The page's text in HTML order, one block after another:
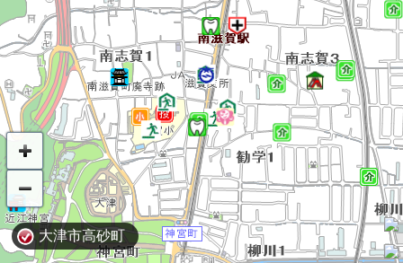
大津市高砂町